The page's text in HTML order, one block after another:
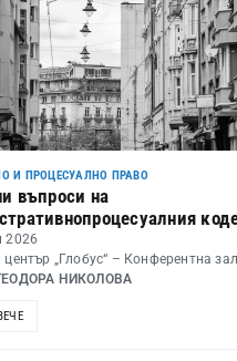
И ПРОЦЕСУАЛНО ПРАВО
въпроси на
2026
център „Глобус“ – Конферентна
НИКОЛОВА